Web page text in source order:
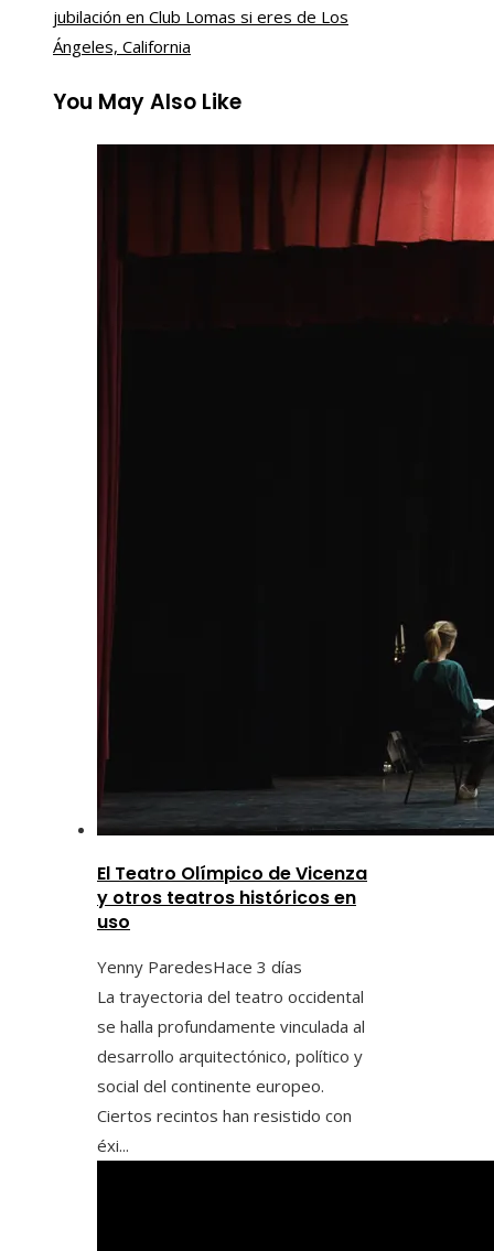
jubilación en Club Lomas si eres de Los
Ángeles, California
You May Also Like
El Teatro Olímpico de Vicenza
y otros teatros históricos en
uso
Yenny ParedesHace 3 días
La trayectoria del teatro occidental
se halla profundamente vinculada al
desarrollo arquitectónico, político y
social del continente europeo.
Ciertos recintos han resistido con
éxi...